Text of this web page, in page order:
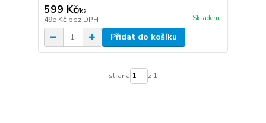
599 Kč/ks
495 Kč bez DPH Skladem
Přidat do košíku
strana z 1